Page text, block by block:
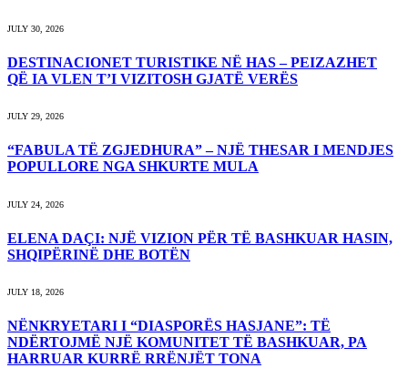
JULY 30, 2026
DESTINACIONET TURISTIKE NË HAS – PEIZAZHET
QË IA VLEN T’I VIZITOSH GJATË VERËS
JULY 29, 2026
“FABULA TË ZGJEDHURA” – NJË THESAR I MENDJES
POPULLORE NGA SHKURTE MULA
JULY 24, 2026
ELENA DAÇI: NJË VIZION PËR TË BASHKUAR HASIN,
SHQIPËRINË DHE BOTËN
JULY 18, 2026
NËNKRYETARI I “DIASPORËS HASJANE”: TË
NDËRTOJMË NJË KOMUNITET TË BASHKUAR, PA
HARRUAR KURRË RRËNJËT TONA